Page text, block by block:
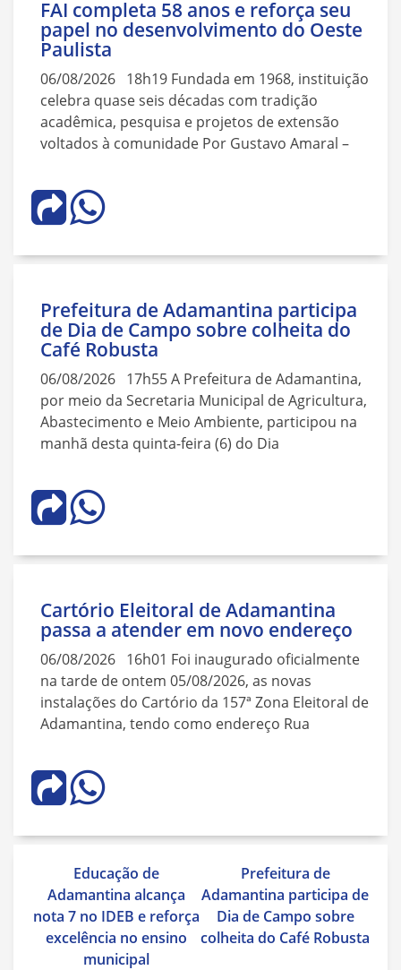
FAI completa 58 anos e reforça seu
papel no desenvolvimento do Oeste
Paulista
06/08/2026 18h19 Fundada em 1968, instituição
celebra quase seis décadas com tradição
acadêmica, pesquisa e projetos de extensão
voltados à comunidade Por Gustavo Amaral –
Prefeitura de Adamantina participa
de Dia de Campo sobre colheita do
Café Robusta
06/08/2026 17h55 A Prefeitura de Adamantina,
por meio da Secretaria Municipal de Agricultura,
Abastecimento e Meio Ambiente, participou na
manhã desta quinta-feira (6) do Dia
Cartório Eleitoral de Adamantina
passa a atender em novo endereço
06/08/2026 16h01 Foi inaugurado oficialmente
na tarde de ontem 05/08/2026, as novas
instalações do Cartório da 157ª Zona Eleitoral de
Adamantina, tendo como endereço Rua
Navegação
Post
Educação de
Adamantina alcança
nota 7 no IDEB e reforça
excelência no ensino
municipal
Prefeitura de
Adamantina participa de
Dia de Campo sobre
colheita do Café Robusta